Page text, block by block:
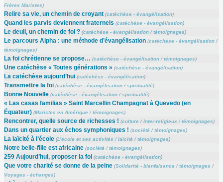
Frères Maristes)
Relire sa vie, un chemin de croyant (catéchèse - évangélisation)
Quand les parvis deviennent fraternels (catéchèse - évangélisation)
Le deuil, un chemin de foi ? (catéchèse - évangélisation/témoignages)
Le parcours Alpha : une méthode d’évangélisation (catéchèse - évangélisation/
témoignages)
La foi chrétienne se propose… (catéchèse - évangélisation/témoignages)
Une catéchèse « Toutes générations » (catéchèse - évangélisation)
La catéchèse aujourd’hui (catéchèse - évangélisation)
Transmettre la foi (catéchèse - évangélisation/spiritualité)
Bonne Nouvelle (catéchèse - évangélisation/ spiritualité)
« Las casas familias » Saint Marcellin Champagnat à Quevedo (en
Équateur) (Maristes en Amérique/témoignages)
Rencontrer, quelle source de richesses ! (culture/Inter-religieux/témoignages)
Dans un quartier aux échos symphoniques ! (société/témoignages)
La laïcité à l’école (L’école et ses activités /laïcité/témoignages)
Notre belle-fille est africaine (société/témoignages)
259 Aujourd’hui, proposer la foi (catéchèse - évangélisation)
Que votre charité se donne de la peine (Solidarité - bienfaisance/témoignages /
Voyages - échanges)